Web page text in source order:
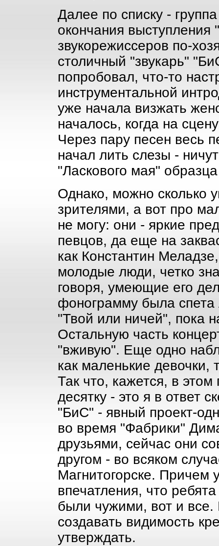
Далее по списку -
окончания выступления
звукорежиссеров по-
столичный "звукарь"
попробовал, что-то
инструментальной
уже начала визжать
началось, когда на
Через пару песен весь
начал лить слезы -
"Ласкового мая"
Однако, можно сколько
зрителями, а вот про
не могу: они - яркие
певцов, да еще на
как Константин
молодые люди, четко
говоря, умеющие его
фонограмму была
"Твой или ничей", пока
Остальную часть
"вживую". Еще одно
как маленькие
Так что, кажется, в
десятку - это я в ответ
"БиС" - явный проект-
во время "Фабрики"
друзьями, сейчас они
другом - во всяком
Магнитогорске. Причем
впечатления, что
были чужими, вот и все.
создавать видимость
утверждать.